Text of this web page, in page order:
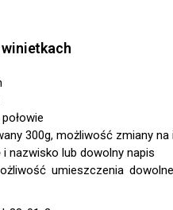
300g, możliwość zmiany na
i nazwisko lub dowolny napis
umieszczenia